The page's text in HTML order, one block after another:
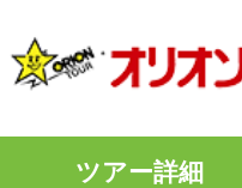
ツアー詳細